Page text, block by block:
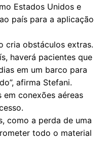
Estados Unidos e
país para a aplicação
cria obstáculos extras.
haverá pacientes que
em um barco para
afirma Stefani.
em conexões aéreas
como a perda de uma
todo o material